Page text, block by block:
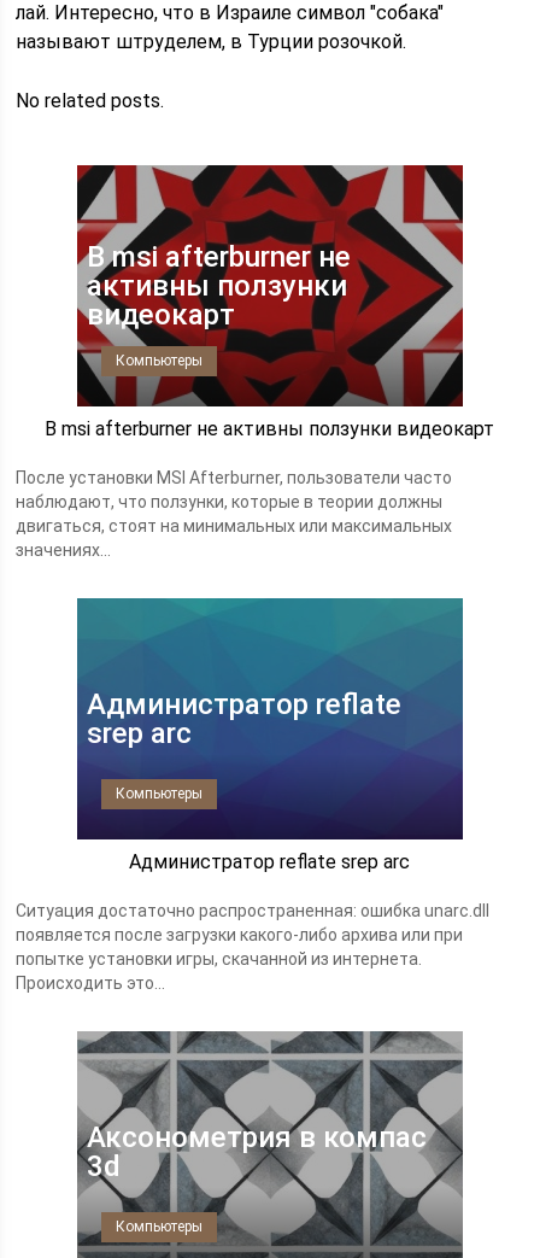
лай. Интересно, что в Израиле символ "собака"
называют штруделем, в Турции розочкой.
No related posts.
В msi afterburner не
активны ползунки
видеокарт
Компьютеры
В msi afterburner не активны ползунки видеокарт
После установки MSI Afterburner, пользователи часто
наблюдают, что ползунки, которые в теории должны
двигаться, стоят на минимальных или максимальных
значениях...
Администратор reflate
srep arc
Компьютеры
Администратор reflate srep arc
Ситуация достаточно распространенная: ошибка unarc.dll
появляется после загрузки какого-либо архива или при
попытке установки игры, скачанной из интернета.
Происходить это...
Аксонометрия в компас
3d
Компьютеры